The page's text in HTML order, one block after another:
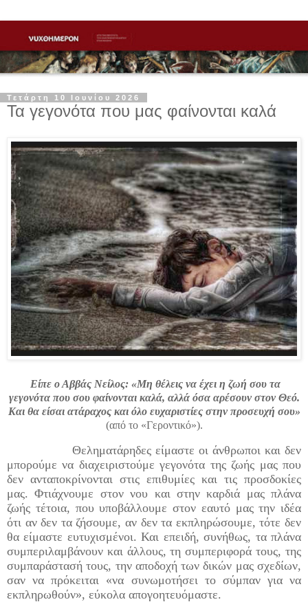
Τετάρτη 10 Ιουνίου 2026
Τα γεγονότα που μας φαίνονται καλά
Είπε ο Αββάς Νείλος: «Μη θέλεις να έχει η ζωή σου τα
γεγονότα που σου φαίνονται καλά, αλλά όσα αρέσουν στον Θεό.
Και θα είσαι ατάραχος και όλο ευχαριστίες στην προσευχή σου»
(από το «Γεροντικό»).
Θεληματάρηδες είμαστε οι άνθρωποι και δεν
μπορούμε να διαχειριστούμε γεγονότα της ζωής μας που
δεν ανταποκρίνονται στις επιθυμίες και τις προσδοκίες
μας. Φτιάχνουμε στον νου και στην καρδιά μας πλάνα
ζωής τέτοια, που υποβάλλουμε στον εαυτό μας την ιδέα
ότι αν δεν τα ζήσουμε, αν δεν τα εκπληρώσουμε, τότε δεν
θα είμαστε ευτυχισμένοι. Και επειδή, συνήθως, τα πλάνα
συμπεριλαμβάνουν και άλλους, τη συμπεριφορά τους, της
συμπαράστασή τους, την αποδοχή των δικών μας σχεδίων,
σαν να πρόκειται «να συνωμοτήσει το σύμπαν για να
εκπληρωθούν», εύκολα απογοητευόμαστε.